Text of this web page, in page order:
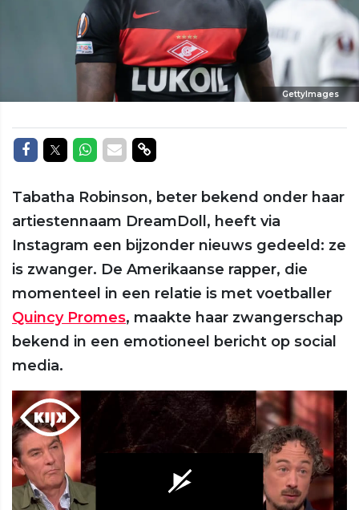
GettyImages
Delen op Facebook
Delen op Twitter
Delen op Whatsapp
Delen via Mail
Delen via link
Tabatha Robinson, beter bekend onder haar
artiestennaam DreamDoll, heeft via
Instagram een bijzonder nieuws gedeeld: ze
is zwanger. De Amerikaanse rapper, die
momenteel in een relatie is met voetballer
Quincy Promes, maakte haar zwangerschap
bekend in een emotioneel bericht op social
media.